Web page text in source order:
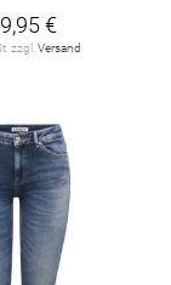
€
zzgl. Versand